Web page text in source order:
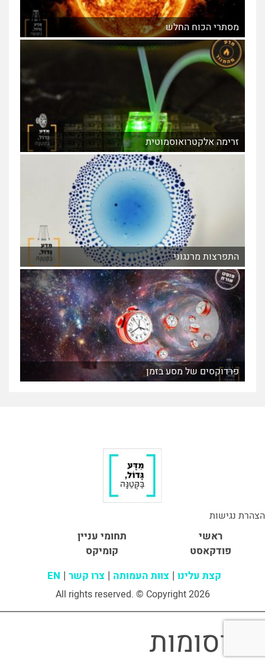
מסתרי הכוח החלש
זרימה אלקטרואוסמוטית
התפרצות מרנגוני
פרדוקסים של מסע בזמן
הצהרת נגישות
ראשי
תחומי עניין
פודקאסט
קומיקס
קצת עלינו צוות העמותה צרו קשר EN
All rights reserved. © Copyright 2026
פרסומות